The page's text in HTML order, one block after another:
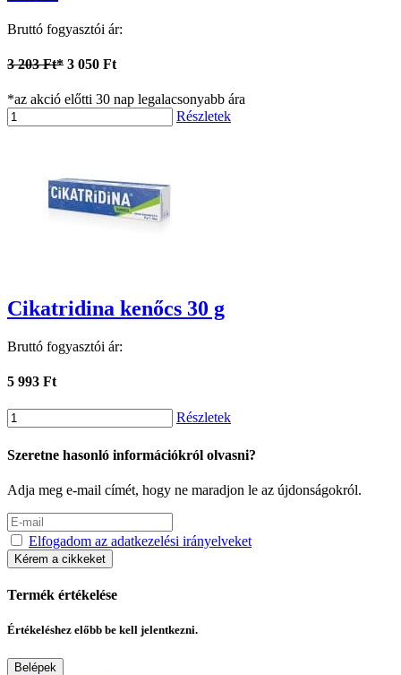
Bruttó fogyasztói ár:
3 203 Ft* 3 050 Ft
*az akció előtti 30 nap legalacsonyabb ára
Részletek
Cikatridina kenőcs 30 g
Bruttó fogyasztói ár:
5 993 Ft
Részletek
Szeretne hasonló információkról olvasni?
Adja meg e-mail címét, hogy ne maradjon le az újdonságokról.
Elfogadom az adatkezelési irányelveket
Kérem a cikkeket
Termék értékelése
Értékeléshez előbb be kell jelentkezni.
Belépek